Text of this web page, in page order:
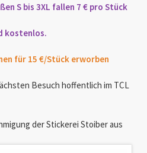
S bis 3XL fallen 7 € pro Stück
kostenlos.
für 15 €/Stück erworben
Besuch hoffentlich im TCL
der Stickerei Stoiber aus